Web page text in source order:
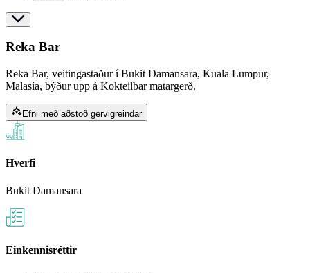
Reka Bar
Reka Bar, veitingastaður í Bukit Damansara, Kuala Lumpur,
Malasía, býður upp á Kokteilbar matargerð.
Efni með aðstoð gervigreindar
Hverfi
Bukit Damansara
Einkennisréttir